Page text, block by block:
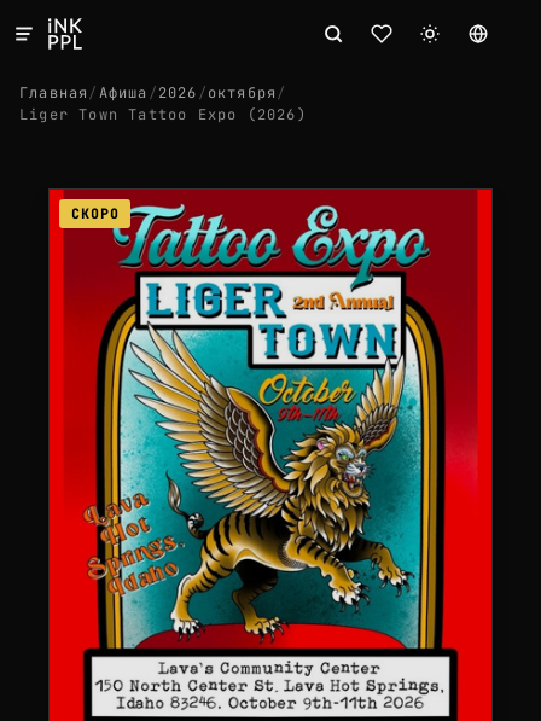
Главная/Афиша /2026/октября/
Liger Town Tattoo Expo (2026)
СКОРО